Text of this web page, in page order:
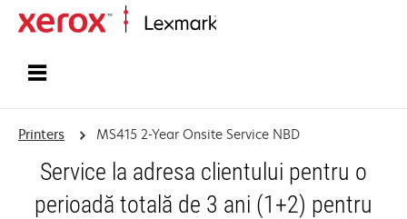
Printers MS415 2-Year Onsite Service NBD
Service la adresa clientului pentru o
perioadă totală de 3 ani (1+2) pentru